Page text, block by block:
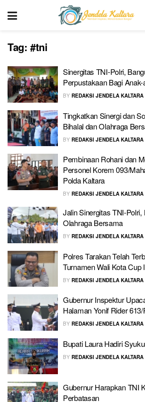
Tag: #tni
Sinergitas TNI-Polri,
Perpustakaan Bagi
BY REDAKSI JENDELA KALTARA
Tingkatkan Sinergi dan
Bihalal dan Olahraga
BY REDAKSI JENDELA KALTARA
Pembinaan Rohani dan
Personel Korem 093/
Polda Kaltara
BY REDAKSI JENDELA KALTARA
Jalin Sinergitas TNI-
Olahraga Bersama
BY REDAKSI JENDELA KALTARA
Polres Tarakan Telah
Turnamen Wali Kota Cup
BY REDAKSI JENDELA KALTARA
Gubernur Inspektur
Halaman Yonif Rider
BY REDAKSI JENDELA KALTARA
Bupati Laura Hadiri
BY REDAKSI JENDELA KALTARA
Gubernur Harapkan TNI
Perbatasan